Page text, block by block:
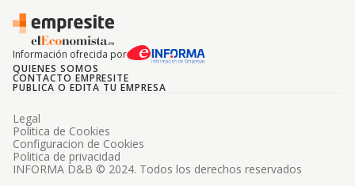
Información ofrecida por
QUIENES SOMOS
CONTACTO EMPRESITE
PUBLICA O EDITA TU EMPRESA
INFORMA D&B © 2024. Todos los derechos reservados
Legal
Politica de Cookies
Configuracion de Cookies
Politica de privacidad